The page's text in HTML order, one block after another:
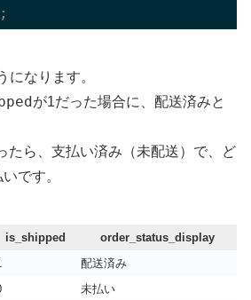
になります。
が1だった場合に、 配送済みと
たら、 支払い済み（未配送）
で、ど
いです。
is_shipped
order_status_display
配送済み
未払い